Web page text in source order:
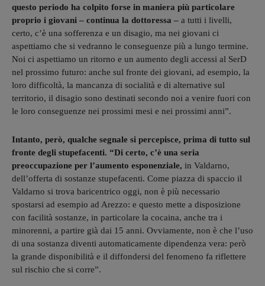
questo periodo ha colpito forse in maniera più particolare
proprio i giovani – continua la dottoressa – a tutti i livelli,
certo, c’è una sofferenza e un disagio, ma nei giovani ci
aspettiamo che si vedranno le conseguenze più a lungo termine.
Noi ci aspettiamo un ritorno e un aumento degli accessi al SerD
nel prossimo futuro: anche sul fronte dei giovani, ad esempio, la
loro difficoltà, la mancanza di socialità e di alternative sul
territorio, il disagio sono destinati secondo noi a venire fuori con
le loro conseguenze nei prossimi mesi e nei prossimi anni”.
Intanto, però, qualche segnale si percepisce, prima di tutto sul
fronte degli stupefacenti. “Di certo, c’è una seria
preoccupazione per l’aumento esponenziale, in Valdarno,
dell’offerta di sostanze stupefacenti. Come piazza di spaccio il
Valdarno si trova baricentrico oggi, non è più necessario
spostarsi ad esempio ad Arezzo: e questo mette a disposizione
con facilità sostanze, in particolare la cocaina, anche tra i
minorenni, a partire già dai 15 anni. Ovviamente, non è che l’uso
di una sostanza diventi automaticamente dipendenza vera: però
la grande disponibilità e il diffondersi del fenomeno fa riflettere
sul rischio che si corre”.